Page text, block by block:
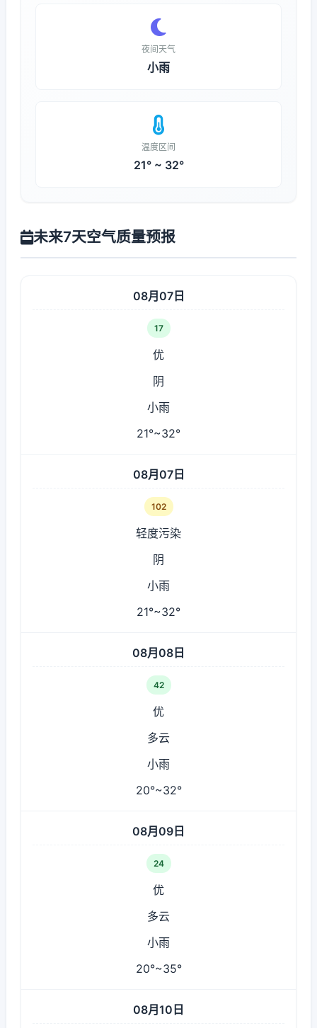
夜间天气
小雨
温度区间
21° ~ 32°
未来7天空气质量预报
08月07日
17
优
阴
小雨
21°~32°
08月07日
102
轻度污染
阴
小雨
21°~32°
08月08日
42
优
多云
小雨
20°~32°
08月09日
24
优
多云
小雨
20°~35°
08月10日